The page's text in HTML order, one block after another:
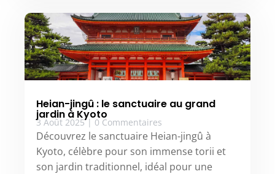
Heian-jingû : le sanctuaire au grand
jardin à Kyoto
3 Août 2025| 0 Commentaires
Découvrez le sanctuaire Heian-jingû à
Kyoto, célèbre pour son immense torii et
son jardin traditionnel, idéal pour une